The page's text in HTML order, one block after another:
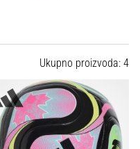
Ukupno proizvoda: 4